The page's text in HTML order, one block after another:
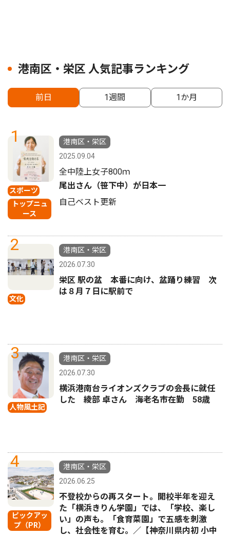
港南区・栄区 人気記事ランキング
前日 1週間 1か月
1
スポーツ
トップニュ
ース
港南区・栄区
2025.09.04
全中陸上女子800ｍ
尾出さん（笹下中）が日本一
自己ベスト更新
2
文化
港南区・栄区
2026.07.30
栄区 駅の盆 本番に向け、盆踊り練習 次
は８月７日に駅前で
3
人物風土記
港南区・栄区
2026.07.30
横浜港南台ライオンズクラブの会長に就任
した 綾部 卓さん 海老名市在勤 58歳
4
ピックアッ
プ（PR）
港南区・栄区
2026.06.25
不登校からの再スタート。開校半年を迎え
た「横浜きりん学園」では、「学校、楽し
い」の声も。「食育菜園」で五感を刺激
し、社会性を育む。／【神奈川県内初 小中